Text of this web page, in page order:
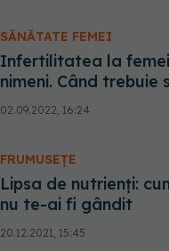
SĂNĂTATE FEMEI
Infertilitatea la
nimeni. Când trebuie
02.09.2022, 16:24
FRUMUSEȚE
Lipsa de nutrienți:
nu te-ai fi gândit
20.12.2021, 15:45